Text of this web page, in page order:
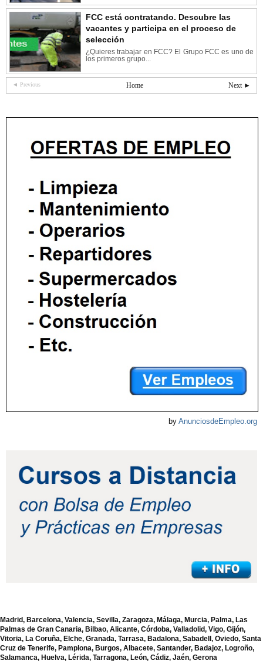
FCC está contratando. Descubre las
vacantes y participa en el proceso de
selección
¿Quieres trabajar en FCC? El Grupo FCC es uno de
los primeros grupo...
◄ Previous Next ►
Home
by AnunciosdeEmpleo.org
Madrid, Barcelona, Valencia, Sevilla, Zaragoza, Málaga, Murcia, Palma, Las
Palmas de Gran Canaria, Bilbao, Alicante, Córdoba, Valladolid, Vigo, Gijón,
Vitoria, La Coruña, Elche, Granada, Tarrasa, Badalona, Sabadell, Oviedo, Santa
Cruz de Tenerife, Pamplona, Burgos, Albacete, Santander, Badajoz, Logroño,
Salamanca, Huelva, Lérida, Tarragona, León, Cádiz, Jaén, Gerona